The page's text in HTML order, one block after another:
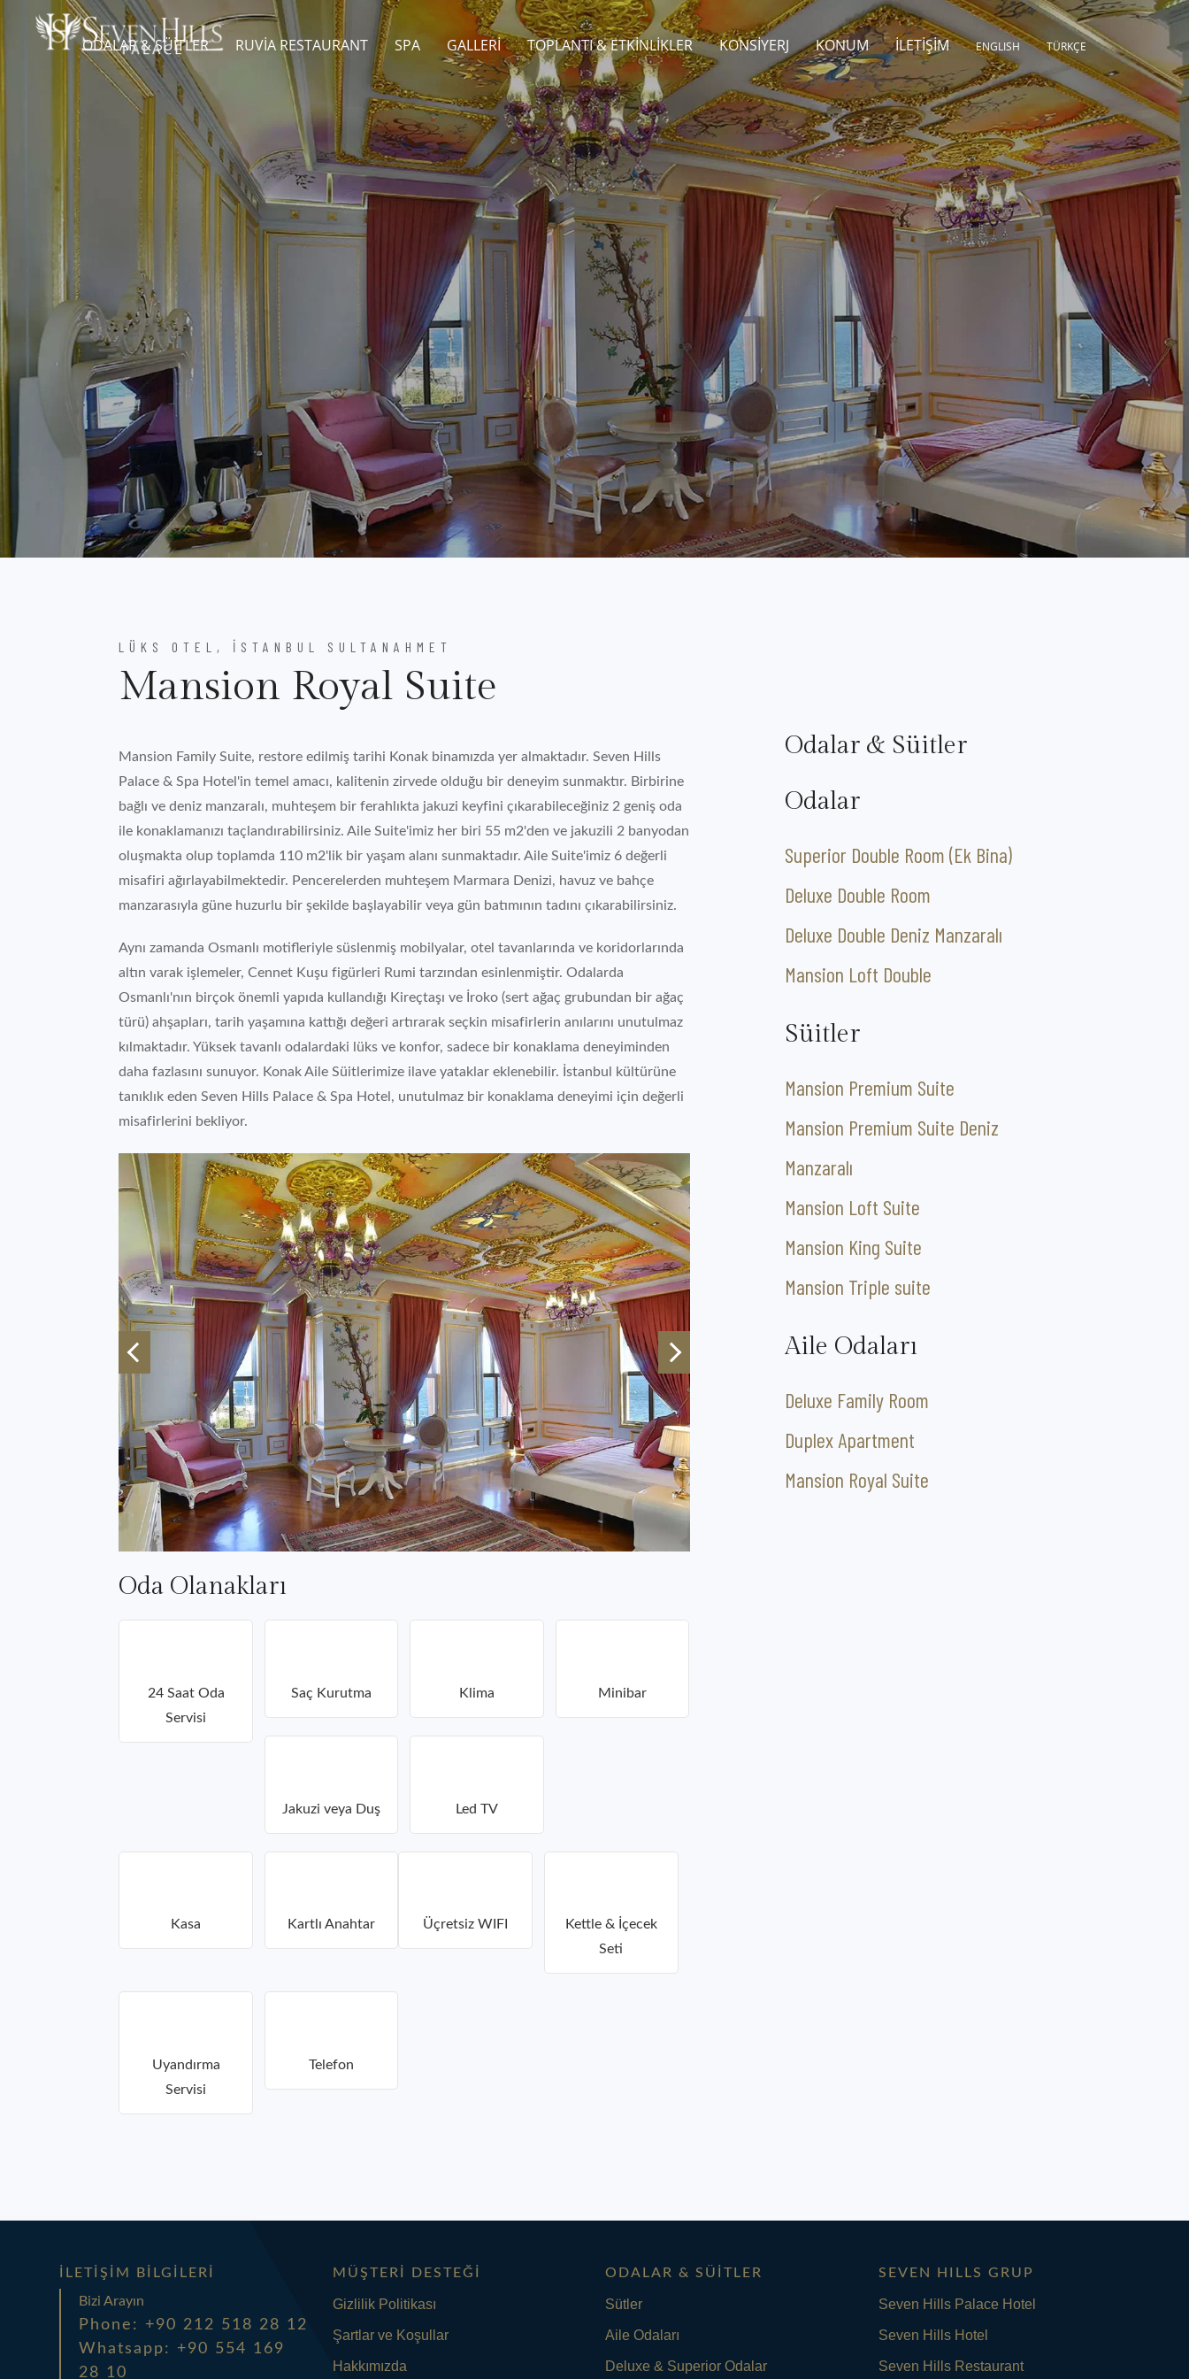
ODALAR & SÜITLER RUVIA RESTAURANT SPA GALLERI TOPLANTI & ETKINLIKLER KONSIYERJ KONUM İLETIŞIM ENGLISH TÜRKÇE
LÜKS OTEL, İSTANBUL SULTANAHMET
Mansion Royal Suite
Mansion Family Suite, restore edilmiş tarihi Konak binamızda yer almaktadır. Seven Hills
Palace & Spa Hotel'in temel amacı, kalitenin zirvede olduğu bir deneyim sunmaktır. Birbirine
bağlı ve deniz manzaralı, muhteşem bir ferahlıkta jakuzi keyfini çıkarabileceğiniz 2 geniş oda
ile konaklamanızı taçlandırabilirsiniz. Aile Suite'imiz her biri 55 m2'den ve jakuzili 2 banyodan
oluşmakta olup toplamda 110 m2'lik bir yaşam alanı sunmaktadır. Aile Suite'imiz 6 değerli
misafiri ağırlayabilmektedir. Pencerelerden muhteşem Marmara Denizi, havuz ve bahçe
manzarasıyla güne huzurlu bir şekilde başlayabilir veya gün batımının tadını çıkarabilirsiniz.
Aynı zamanda Osmanlı motifleriyle süslenmiş mobilyalar, otel tavanlarında ve koridorlarında
altın varak işlemeler, Cennet Kuşu figürleri Rumi tarzından esinlenmiştir. Odalarda
Osmanlı'nın birçok önemli yapıda kullandığı Kireçtaşı ve İroko (sert ağaç grubundan bir ağaç
türü) ahşapları, tarih yaşamına kattığı değeri artırarak seçkin misafirlerin anılarını unutulmaz
kılmaktadır. Yüksek tavanlı odalardaki lüks ve konfor, sadece bir konaklama deneyiminden
daha fazlasını sunuyor. Konak Aile Süitlerimize ilave yataklar eklenebilir. İstanbul kültürüne
tanıklık eden Seven Hills Palace & Spa Hotel, unutulmaz bir konaklama deneyimi için değerli
misafirlerini bekliyor.
Oda Olanakları
24 Saat Oda
Servisi
Saç Kurutma Klima Minibar
Jakuzi veya Duş Led TV
Kasa Kartlı Anahtar Üçretsiz WIFI
Kettle & İçecek
Seti
Uyandırma
Servisi
Telefon
Odalar & Süitler
Odalar
Superior Double Room (Ek Bina)
Deluxe Double Room
Deluxe Double Deniz Manzaralı
Mansion Loft Double
Süitler
Mansion Premium Suite
Mansion Premium Suite Deniz
Manzaralı
Mansion Loft Suite
Mansion King Suite
Mansion Triple suite
Aile Odaları
Deluxe Family Room
Duplex Apartment
Mansion Royal Suite
İLETIŞIM BILGILERI
Bizi Arayın
Phone: +90 212 518 28 12
Whatsapp: +90 554 169
28 10
MÜŞTERI DESTEĞI
Gizlilik Politikası
Şartlar ve Koşullar
Hakkımızda
ODALAR & SÜITLER
Sütler
Aile Odaları
Deluxe & Superior Odalar
SEVEN HILLS GRUP
Seven Hills Palace Hotel
Seven Hills Hotel
Seven Hills Restaurant